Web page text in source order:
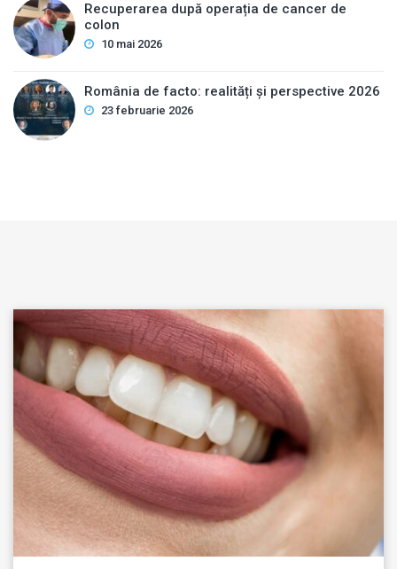
Recuperarea după operația de cancer de
colon
10 mai 2026
România de facto: realități și perspective 2026
23 februarie 2026